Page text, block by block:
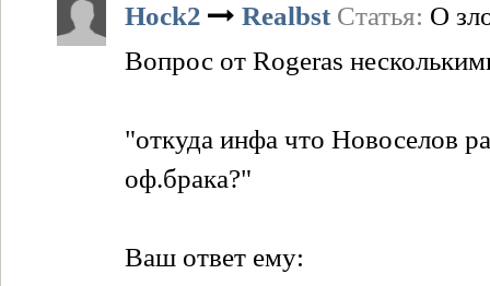
Hock2 Realbst Статья: О
Вопрос от Rogeras
"откуда инфа что Новоселов
оф.брака?"
Ваш ответ ему: